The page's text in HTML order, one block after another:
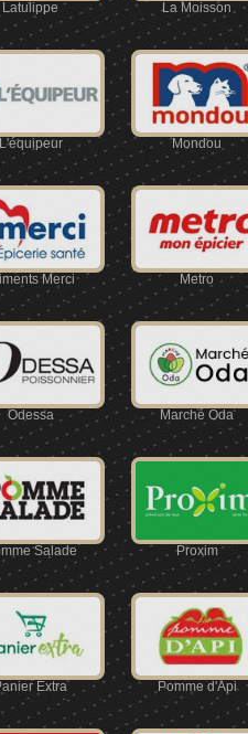
Latulippe La Moisson
L'équipeur Mondou
Merci Metro
Odessa Marché Oda
Salade Proxim
Extra Pomme d'Api